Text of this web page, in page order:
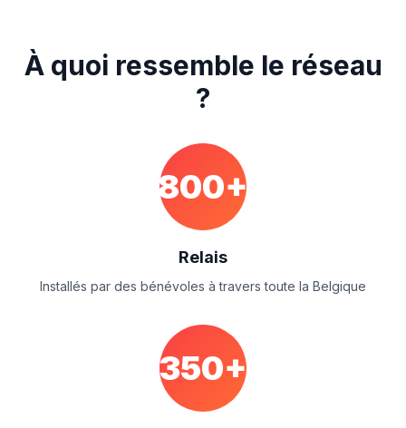
À quoi ressemble le réseau
?
800+
Relais
Installés par des bénévoles à travers toute la Belgique
350+